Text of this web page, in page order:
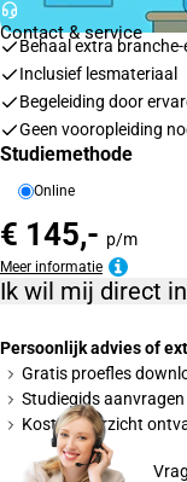
Contact& service
Behaal extra
Inclusief lesmateriaal
Begeleiding door
Geen vooropleiding
Studiemethode
Online
€ 145,- p/m
Meer informatie
Ik
Persoonlijk advies of
Gratis proefles
Studiegids aanvragen
Kostenoverzicht